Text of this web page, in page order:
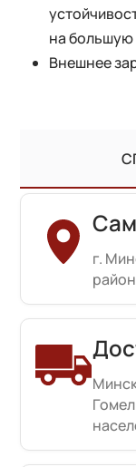
на большую
Внешнее
г.